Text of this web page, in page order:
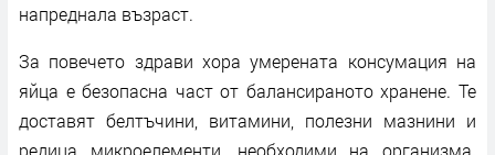
напреднала възраст.
За повечето здрави хора умерената консумация на
яйца е безопасна част от балансираното хранене. Те
доставят белтъчини, витамини, полезни мазнини и
редица микроелементи, необходими на организма.